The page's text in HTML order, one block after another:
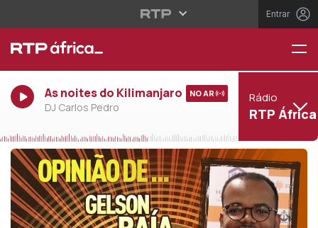
Entrar
As noites do Kilimanjaro
DJ Carlos Pedro
NO AR Rádio
RTP África